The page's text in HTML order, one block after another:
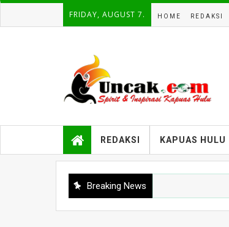
FRIDAY, AUGUST 7. HOME REDAKSI
REDAKSI KAPUAS HULU
Breaking News